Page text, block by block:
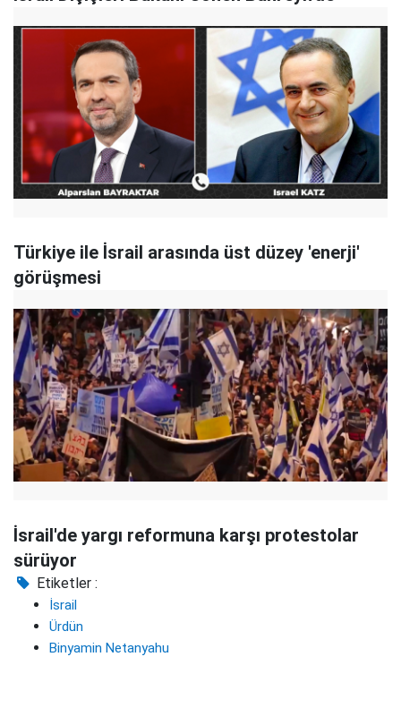
Türkiye ile İsrail arasında üst düzey 'enerji'
görüşmesi
İsrail'de yargı reformuna karşı protestolar
sürüyor
Etiketler :
İsrail
Ürdün
Binyamin Netanyahu